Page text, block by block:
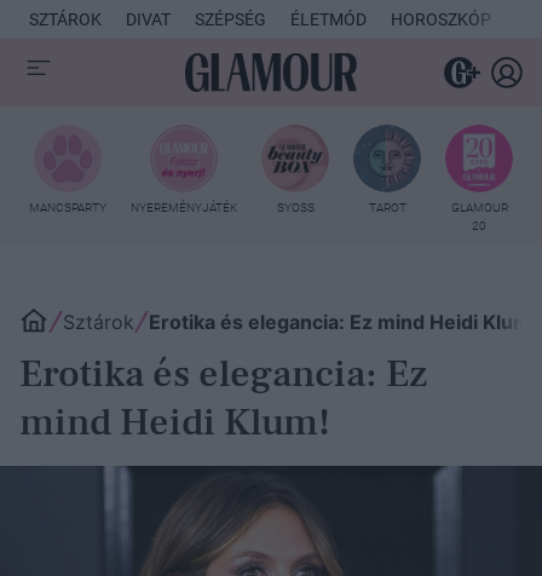
SZTÁROK DIVAT SZÉPSÉG ÉLETMÓD HOROSZKÓP
MANCSPARTY NYEREMÉNYJÁTÉK SYOSS TAROT
GLAMOUR
20
Sztárok Erotika és elegancia: Ez mind Heidi Klum!
Erotika és elegancia: Ez
mind Heidi Klum!